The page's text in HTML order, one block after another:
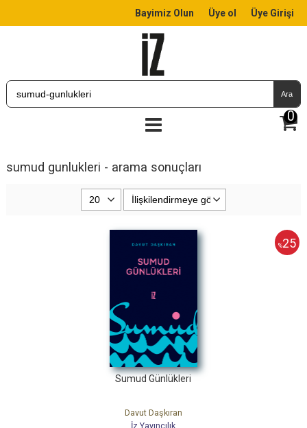
Bayimiz Olun Üye ol Üye Girişi
Ara
0
sumud gunlukleri - arama sonuçları
%25
Sumud Günlükleri
Davut Daşkıran
İz Yayıncılık